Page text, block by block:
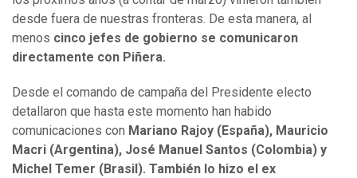
desde fuera de nuestras fronteras. De esta manera, al
menos cinco jefes de gobierno se comunicaron
directamente con Piñera.
Desde el comando de campaña del Presidente electo
detallaron que hasta este momento han habido
comunicaciones con Mariano Rajoy (España), Mauricio
Macri (Argentina), José Manuel Santos (Colombia) y
Michel Temer (Brasil). También lo hizo el ex